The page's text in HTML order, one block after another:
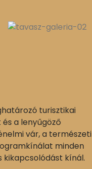
turisztikai
a lenyűgöző
vár, a természeti
minden
kínál.